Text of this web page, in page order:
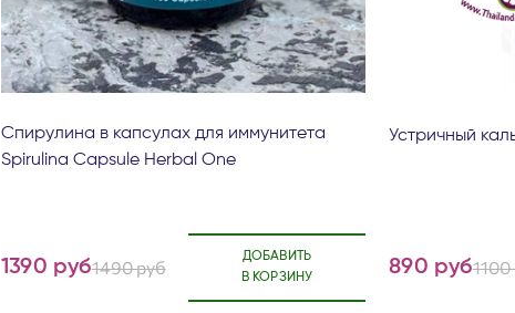
Спирулина в капсулах для иммунитета
Spirulina Capsule Herbal One
1390 руб1490 руб
ДОБАВИТЬ
В КОРЗИНУ
Устричный
890 руб1100